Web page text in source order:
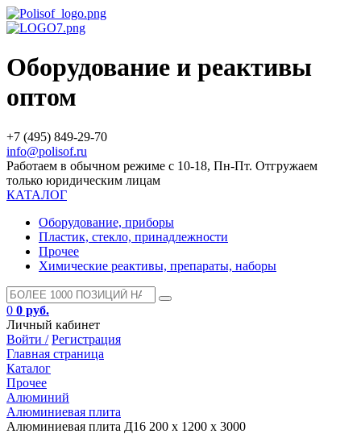
Оборудование и реактивы
оптом
+7 (495) 849-29-70
info@polisof.ru
Работаем в обычном режиме с 10-18, Пн-Пт. Отгружаем
только юридическим лицам
КАТАЛОГ
Оборудование, приборы
Пластик, стекло, принадлежности
Прочее
Химические реактивы, препараты, наборы
0 0 руб.
Личный кабинет
Войти / Регистрация
Главная страница
Каталог
Прочее
Алюминий
Алюминиевая плита
Алюминиевая плита Д16 200 x 1200 x 3000